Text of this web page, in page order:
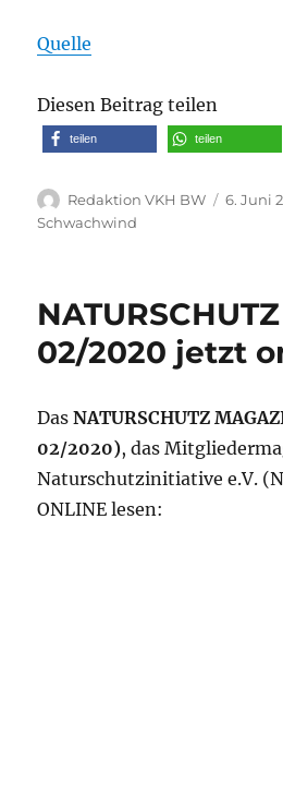
Quelle
Diesen Beitrag teilen
teilen teilen
Autor
Redaktion VKH BW 6. Juni
Schwachwind
02/2020 jetzt
DasNATURSCHUTZ
02/2020), das
Naturschutzinitiative e.V.
ONLINE lesen: